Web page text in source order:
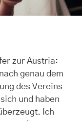
zur Austria:
genau dem
des Vereins
und haben
Ich